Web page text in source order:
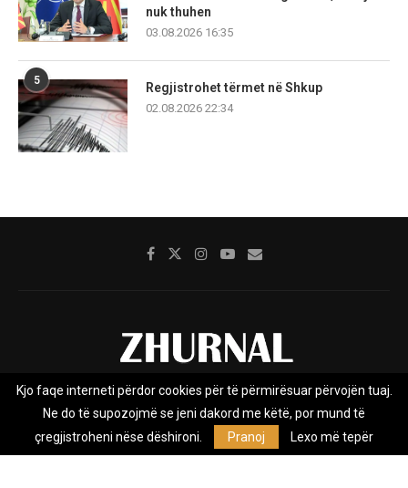
nuk thuhen
03.08.2026 16:35
5
Regjistrohet tërmet në Shkup
02.08.2026 22:34
Rreth nesh Impresumi Marketing
Privacy Policy
Zhurnal.mk është Agjenci e Lajmeve e pavarur, e themeluar në vitin
Kjo faqe interneti përdor cookies për të përmirësuar përvojën tuaj.
Ne do të supozojmë se jeni dakord me këtë, por mund të
çregjistroheni nëse dëshironi.
Pranoj Lexo më tepër